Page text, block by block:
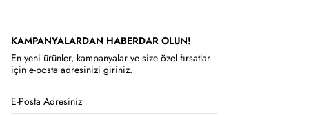
KAMPANYALARDAN HABERDAR OLUN!
En yeni ürünler, kampanyalar ve size özel fırsatlar
için e-posta adresinizi giriniz.